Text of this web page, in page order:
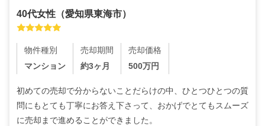
40代女性 （愛知県東海市）
物件種別
マンション
売却期間
約3ヶ月
売却価格
500万円
初めての売却で分からないことだらけの中、ひとつひとつの質
問にもとても丁寧にお答え下さって、おかげでとてもスムーズ
に売却まで進めることができました。